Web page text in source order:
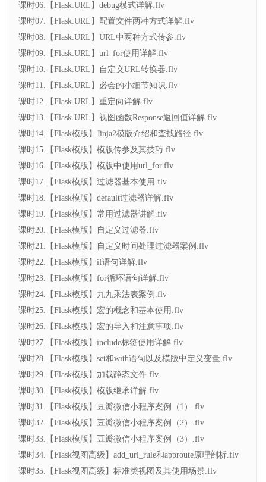
课时06.【Flask.URL】debug模式详解.flv
课时07.【Flask.URL】配置文件两种方式详解.flv
课时08.【Flask.URL】URL中两种方式传参.flv
课时09.【Flask.URL】url_for使用详解.flv
课时10.【Flask.URL】自定义URL转换器.flv
课时11.【Flask.URL】必会的小细节知识.flv
课时12.【Flask.URL】重定向详解.flv
课时13.【Flask.URL】视图函数Response返回值详解.flv
课时14.【Flask模版】Jinja2模版介绍和查找路径.flv
课时15.【Flask模版】模版传参及其技巧.flv
课时16.【Flask模版】模版中使用url_for.flv
课时17.【Flask模版】过滤器基本使用.flv
课时18.【Flask模版】default过滤器详解.flv
课时19.【Flask模版】常用过滤器讲解.flv
课时20.【Flask模版】自定义过滤器.flv
课时21.【Flask模版】自定义时间处理过滤器案例.flv
课时22.【Flask模版】if语句详解.flv
课时23.【Flask模版】for循环语句详解.flv
课时24.【Flask模版】九九乘法表案例.flv
课时25.【Flask模版】宏的概念和基本使用.flv
课时26.【Flask模版】宏的导入和注意事项.flv
课时27.【Flask模版】include标签使用详解.flv
课时28.【Flask模版】set和with语句以及模版中定义变量.flv
课时29.【Flask模版】加载静态文件.flv
课时30.【Flask模版】模版继承详解.flv
课时31.【Flask模版】豆瓣微信小程序案例（1）.flv
课时32.【Flask模版】豆瓣微信小程序案例（2）.flv
课时33.【Flask模版】豆瓣微信小程序案例（3）.flv
课时34.【Flask视图高级】add_url_rule和approute原理剖析.flv
课时35.【Flask视图高级】标准类视图及其使用场景.flv